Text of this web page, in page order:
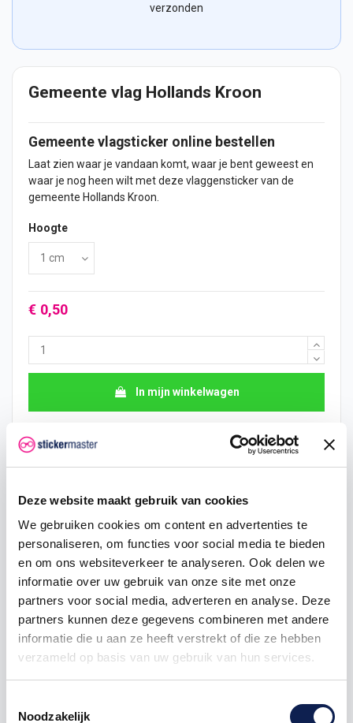
Deze website maakt gebruik van cookies
We gebruiken cookies om content en advertenties te
personaliseren, om functies voor social media te bieden
en om ons websiteverkeer te analyseren. Ook delen we
informatie over uw gebruik van onze site met onze
partners voor social media, adverteren en analyse. Deze
partners kunnen deze gegevens combineren met andere
informatie die u aan ze heeft verstrekt of die ze hebben
verzameld op basis van uw gebruik van hun services.
Noodzakelijk
verzonden
Gemeente vlag Hollands Kroon
Gemeente vlagsticker online bestellen
Laat zien waar je vandaan komt, waar je bent geweest en
waar je nog heen wilt met deze vlaggensticker van de
gemeente Hollands Kroon.
Hoogte
€ 0,50
In mijn winkelwagen
Hoeveelheid Je bespaart
25 € 0,43 € 1,88
50 € 0,40 € 5,00
vlagstickers provincie provinciesticker provincievlag